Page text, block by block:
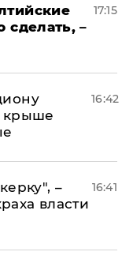
сделать, –
17:15
крыше
16:42
–
власти
16:41